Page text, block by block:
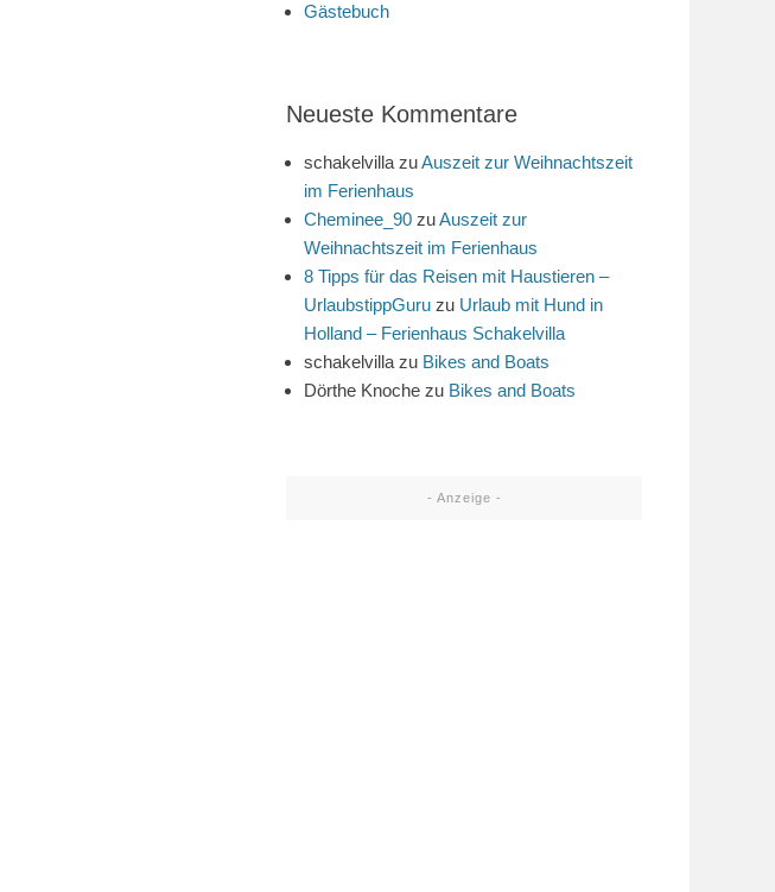
Gästebuch
Neueste Kommentare
schakelvilla zuAuszeit zur Weihnachtszeit
im Ferienhaus
Cheminee_90 zuAuszeit zur
Weihnachtszeit im Ferienhaus
8 Tipps für das Reisen mit Haustieren –
UrlaubstippGuru zu Urlaub mit Hund in
Holland – Ferienhaus Schakelvilla
schakelvilla zu Bikes and Boats
Dörthe Knoche zu Bikes and Boats
- Anzeige -